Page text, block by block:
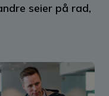
seier på rad,